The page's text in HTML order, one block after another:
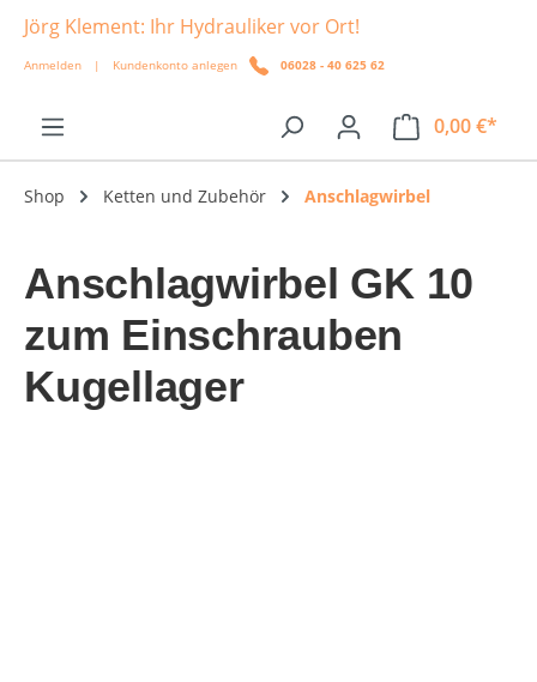
springen
Jörg Klement: Ihr Hydrauliker vor Ort!
Anmelden | Kundenkonto anlegen 06028 - 40 625 62
0,00 €*
Shop Ketten und Zubehör Anschlagwirbel
Anschlagwirbel GK 10
zum Einschrauben
Kugellager